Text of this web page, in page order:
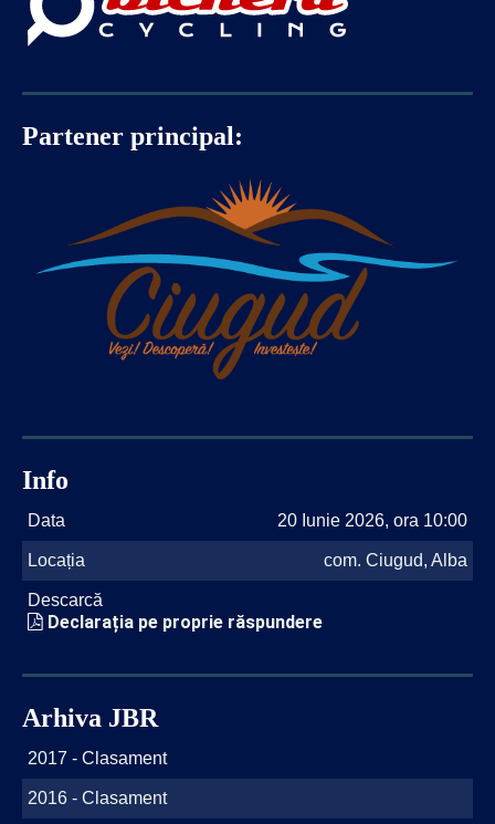
Partener principal:
Info
Data 20 Iunie 2026, ora 10:00
Locația com. Ciugud, Alba
Descarcă
Declarația pe proprie răspundere
Arhiva JBR
2017 - Clasament
2016 - Clasament